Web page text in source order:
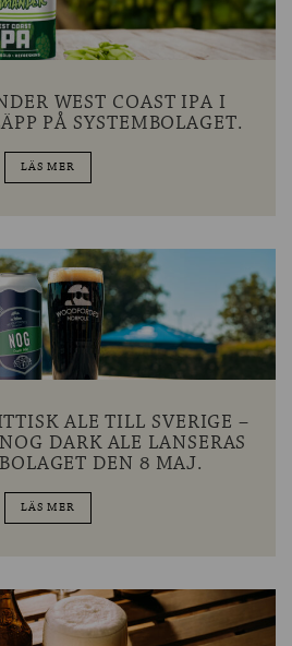
WEST COAST IPA I
PÅ SYSTEMBOLAGET.
LÄS MER
ALE TILL SVERIGE –
DARK ALE LANSERAS
DEN 8 MAJ.
LÄS MER